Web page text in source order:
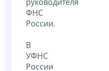
ФНС
России.
В
УФНС
России